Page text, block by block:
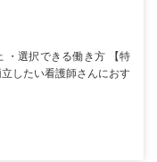
・選択できる働き方 【特
したい看護師さんにおす